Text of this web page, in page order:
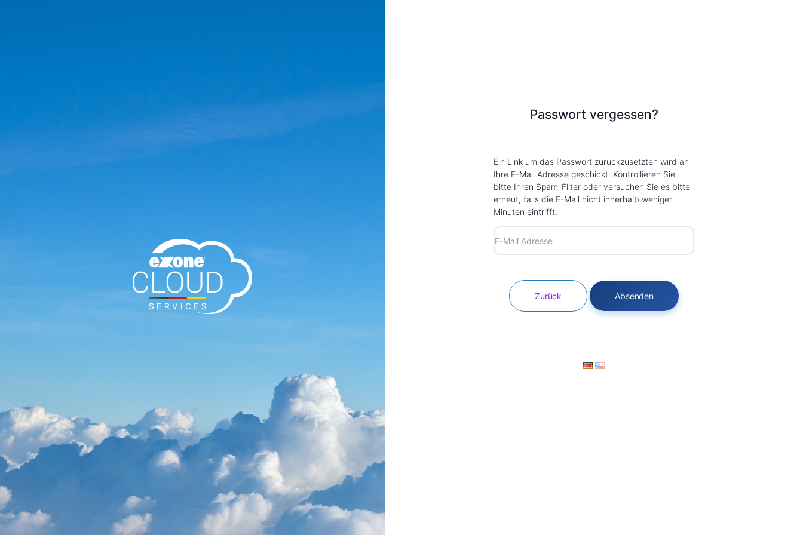
Passwort vergessen?
Ein Link um das Passwort zurückzusetzten wird an
Ihre E-Mail Adresse geschickt. Kontrollieren Sie
bitte Ihren Spam-Filter oder versuchen Sie es bitte
erneut, falls die E-Mail nicht innerhalb weniger
Minuten eintrifft.
Zurück Absenden